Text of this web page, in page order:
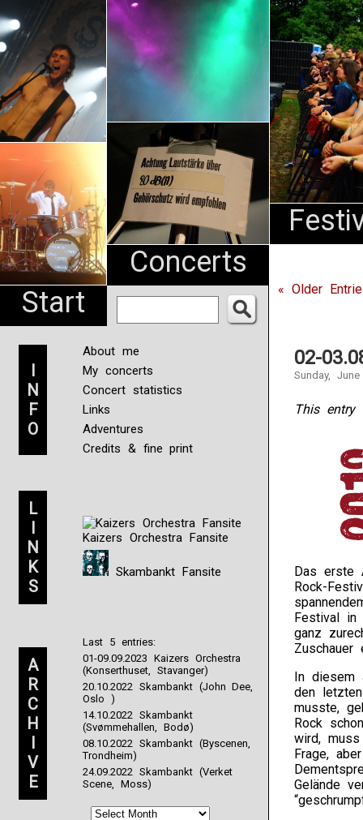
Start
Concerts
An
Pharma
NL
I
N
F
O
About me
My concerts
Concert statistics
Links
Adventures
Credits & fine print
L
I
N
K
S
Kaizers Orchestra Fansite
Skambankt Fansite
A
R
C
H
I
V
E
Last 5 entries:
01-09.09.2023 Kaizers Orchestra
(Konserthuset, Stavanger)
20.10.2022 Skambankt (John Dee,
Oslo )
14.10.2022 Skambankt
(Svømmehallen, Bodø)
08.10.2022 Skambankt (Byscenen,
Trondheim)
24.09.2022 Skambankt (Verket
Scene, Moss)
« Older
02-
Sunday,
This entry
Das erste
Rock-
Festival in
ganz
Zuschauer
In diesem
den
musste,
Rock
wird,
Frage,
Gelände